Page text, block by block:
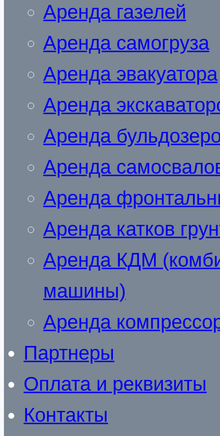
Аренда газелей
Аренда самогруза
Аренда эвакуатора
Аренда
Аренда
Аренда
Аренда
Аренда катков
Аренда КДМ
машины)
Аренда
Партнеры
Оплата и реквизиты
Контакты